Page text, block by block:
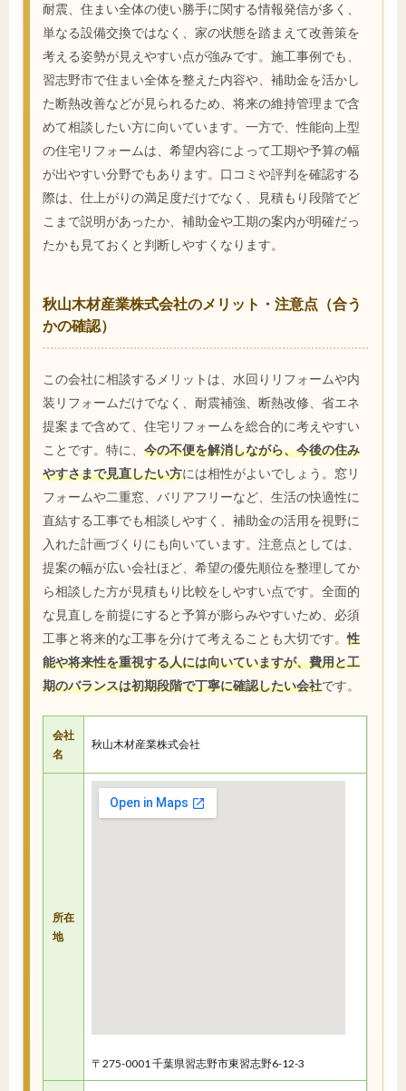
耐震、住まい全体の使い勝手に関する情報発信が多く、
単なる設備交換ではなく、家の状態を踏まえて改善策を
考える姿勢が見えやすい点が強みです。施工事例でも、
習志野市で住まい全体を整えた内容や、補助金を活かし
た断熱改善などが見られるため、将来の維持管理まで含
めて相談したい方に向いています。一方で、性能向上型
の住宅リフォームは、希望内容によって工期や予算の幅
が出やすい分野でもあります。口コミや評判を確認する
際は、仕上がりの満足度だけでなく、見積もり段階でど
こまで説明があったか、補助金や工期の案内が明確だっ
たかも見ておくと判断しやすくなります。
秋山木材産業株式会社のメリット・注意点（合う
かの確認）
この会社に相談するメリットは、水回りリフォームや内
装リフォームだけでなく、耐震補強、断熱改修、省エネ
提案まで含めて、住宅リフォームを総合的に考えやすい
ことです。特に、 今の不便を解消しながら、今後の住み
やすさまで見直したい方には相性がよいでしょう。窓リ
フォームや二重窓、バリアフリーなど、生活の快適性に
直結する工事でも相談しやすく、補助金の活用を視野に
入れた計画づくりにも向いています。注意点としては、
提案の幅が広い会社ほど、希望の優先順位を整理してか
ら相談した方が見積もり比較をしやすい点です。全面的
な見直しを前提にすると予算が膨らみやすいため、必須
工事と将来的な工事を分けて考えることも大切です。性
能や将来性を重視する人には向いていますが、費用と工
期のバランスは初期段階で丁寧に確認したい会社です。
会社
名
秋山木材産業株式会社
所在
地
〒275-0001 千葉県習志野市東習志野6-12-3